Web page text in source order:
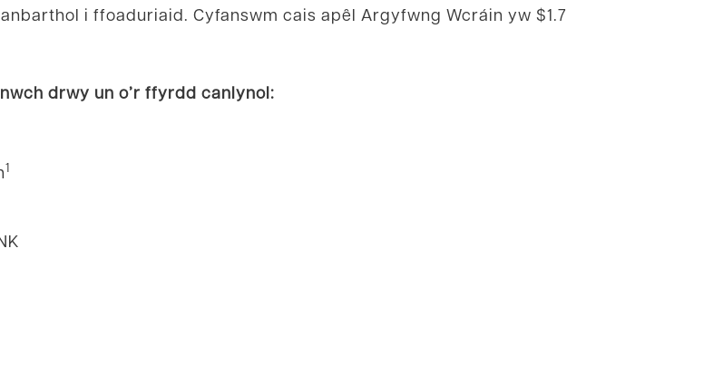
i ffoaduriaid. Cyfanswm cais apêl Argyfwng Wcráin yw $1.7
drwy un o’r ffyrdd canlynol:
1